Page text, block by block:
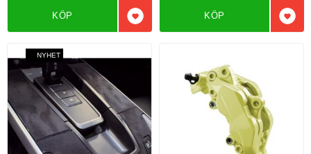
Lägg till i favoriter
KÖP KÖP
NYHET